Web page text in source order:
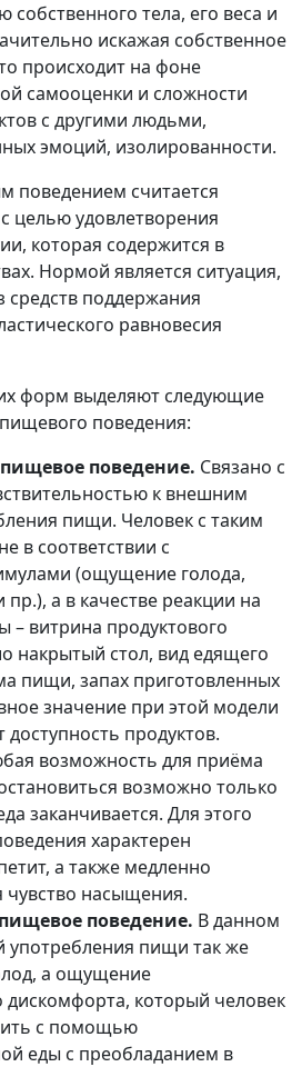
собственного тела, его веса и
искажая собственное
происходит на фоне
самооценки и сложности
с другими людьми,
эмоций, изолированности.
поведением считается
целью удовлетворения
которая содержится в
Нормой является ситуация,
средств поддержания
равновесия
форм выделяют следующие
поведения:
поведение. Связано с
к внешним
пищи. Человек с таким
в соответствии с
(ощущение голода,
пр.), а в качестве реакции на
– витрина продуктового
накрытый стол, вид едящего
пищи, запах приготовленных
значение при этой модели
продуктов.
возможность для приёма
возможно только
заканчивается. Для этого
характерен
а также медленно
насыщения.
поведение. В данном
употребления пищи так же
а ощущение
который человек
с помощью
еды с преобладанием в